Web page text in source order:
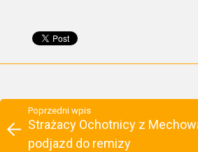
Poprzedni wpis
Strażacy Ochotnicy z
podjazd do remizy